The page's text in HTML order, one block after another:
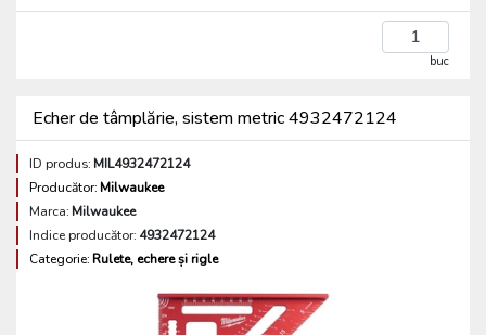
buc
Echer de tâmplărie, sistem metric 4932472124
ID produs:MIL4932472124
Producător:Milwaukee
Marca:Milwaukee
Indice producător: 4932472124
Categorie:Rulete, echere și rigle